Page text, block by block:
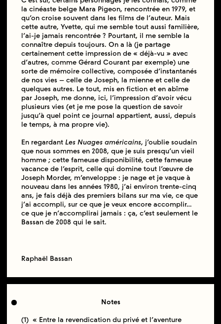
la cinéaste belge Mara Pigeon, rencontrée en 1979, et
qu’on croise souvent dans les films de l’auteur. Mais
cette autre, Yvette, qui me semble tout aussi familière,
l’ai-je jamais rencontrée ? Pourtant, il me semble la
connaître depuis toujours. On a là (je partage
certainement cette impression de « déjà-vu » avec
d’autres, comme Gérard Courant par exemple) une
sorte de mémoire collective, composée d’instantanés
de nos vies – celle de Joseph, la mienne et celle de
quelques autres. Le tout, mis en fiction et en abîme
par Joseph, me donne, ici, l’impression d’avoir vécu
plusieurs vies (et je me pose la question de savoir
jusqu’à quel point ce journal appartient, aussi, depuis
le temps, à ma propre vie).
En regardant Les Nuages américains, j’oublie soudain
que nous sommes en 2008, que je suis presqu’un vieil
homme ; cette fameuse disponibilité, cette fameuse
vacance de l’esprit, celle qui domine tout l’œuvre de
Joseph Morder, m’enveloppe : je nage et je vaque à
nouveau dans les années 1980, j’ai environ trente-cinq
ans, je fais déjà des premiers bilans sur ma vie, ce que
j’ai accompli, sur ce que je veux encore accomplir…
ce que je n’accomplirai jamais : ça, c’est seulement le
Bassan de 2008 qui le sait.
Raphaël Bassan
Notes
(1) « Entre la revendication du privé et l’aventure